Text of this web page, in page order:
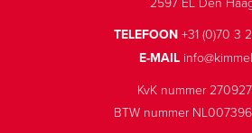
TELEFOON+31 (0)70 3
E-MAIL
KvK nummer
BTW nummer